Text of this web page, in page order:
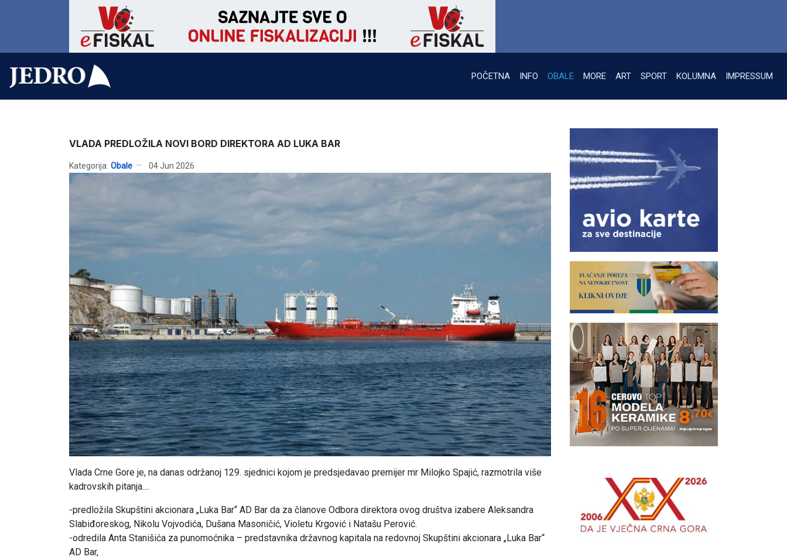
POČETNA INFO OBALE MORE ART SPORT KOLUMNA IMPRESSUM
VLADA PREDLOŽILA NOVI BORD DIREKTORA AD LUKA BAR
Kategorija: Obale 04 Jun 2026
Vlada Crne Gore je, na danas održanoj 129. sjednici kojom je predsjedavao premijer mr Milojko Spajić, razmotrila više
kadrovskih pitanja....
-predložila Skupštini akcionara „Luka Bar“ AD Bar da za članove Odbora direktora ovog društva izabere Aleksandra
Slabiđoreskog, Nikolu Vojvodića, Dušana Masoničić, Violetu Krgović i Natašu Perović.
-odredila Anta Stanišića za punomoćnika – predstavnika državnog kapitala na redovnoj Skupštini akcionara „Luka Bar“
AD Bar,